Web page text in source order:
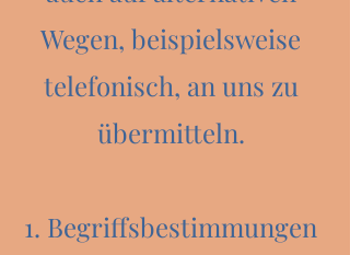
Wegen, beispielsweise
telefonisch, an uns zu
übermitteln.
1. Begriffsbestimmungen